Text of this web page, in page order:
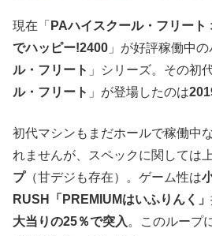
現在「 PAハイスクール・フリート
でハッピー!2400 」が好評稼働中
ル・フリート 」シリーズ。その初
ル・フリート 」が登場したのは
初代マシンもまだホールで稼働中
れませんが、スペックに関しては
プ（甘デジも存在）。ゲーム性は
RUSH「PREMIUMはいふりんく」
大当りの25％で突入。このループ